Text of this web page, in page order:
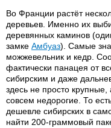
Во Франции растёт
деревьев. Именно их
деревянных каминов
замке Амбуаз). Самые
можжевельник и кедр.
фактически панацея от
сибирским и даже
здесь не просто крупные,
совсем недорогие. То
дешевле сибирских в
найти 200-граммовый